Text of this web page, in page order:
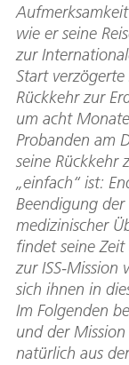
wie er seine
zur
Start
Rückkehr zur
um acht
Probanden am
seine Rückkehr
„einfach“ ist:
Beendigung
medizinischer
findet seine
zur ISS-
sich ihnen in
Im Folgenden
und der
natürlich aus